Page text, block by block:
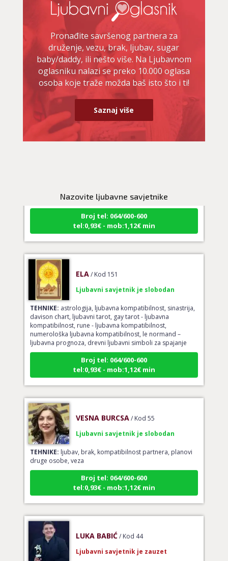
Pronađite savršenog partnera za
druženje, vezu, brak, ljubav, sugar
baby/daddy, ili nešto više. Na Ljubavnom
oglasniku nalazi se preko 10.000 oglasa
osoba koje traže možda baš isto što i ti!
Saznaj više
Nazovite ljubavne savjetnike
Broj tel: 064/600-600
tel:0,93€ - mob:1,12€ min
TEHNIKE:astrologija, ljubavna kompatibilnost, sinastrija,
davison chart, ljubavni tarot, gay tarot - ljubavna
kompatibilnost, rune - ljubavna kompatibilnost,
numerološka ljubavna kompatibilnost, le normand –
ljubavna prognoza, drevni ljubavni simboli za spajanje
Broj tel: 064/600-600
tel:0,93€ - mob:1,12€ min
TEHNIKE:ljubav, brak, kompatibilnost partnera, planovi
druge osobe, veza
Broj tel: 064/600-600
tel:0,93€ - mob:1,12€ min